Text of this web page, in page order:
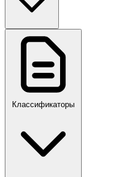
ГОСТ, ГОСТ Р, ПНСТ
Классификаторы